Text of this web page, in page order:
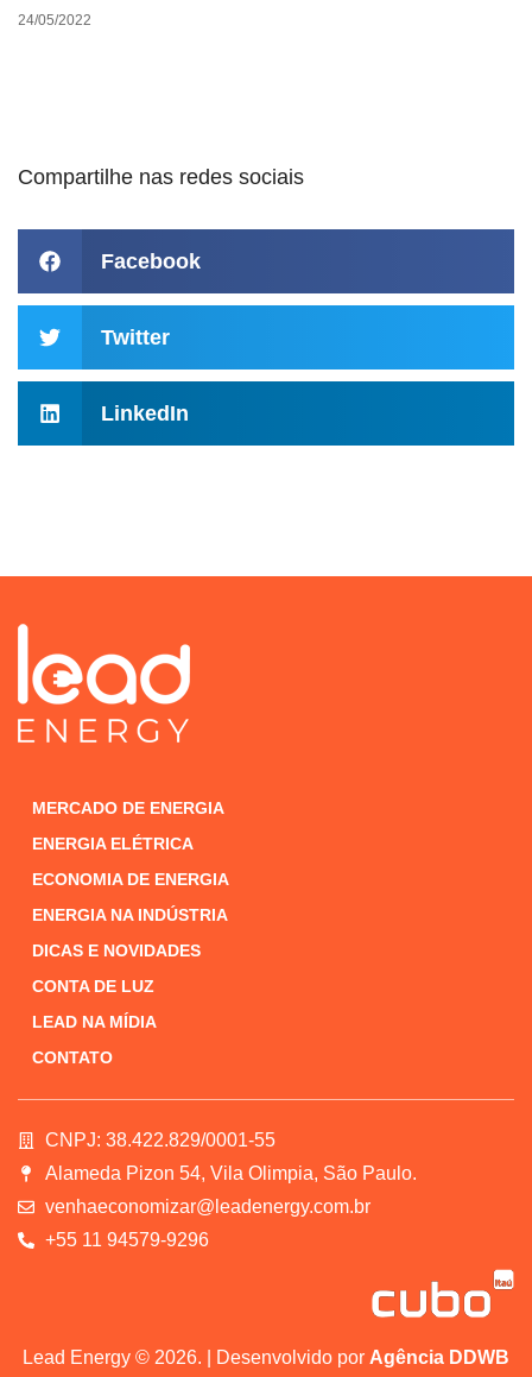
24/05/2022
Compartilhe nas redes sociais
Facebook
Twitter
LinkedIn
MERCADO DE ENERGIA
ENERGIA ELÉTRICA
ECONOMIA DE ENERGIA
ENERGIA NA INDÚSTRIA
DICAS E NOVIDADES
CONTA DE LUZ
LEAD NA MÍDIA
CONTATO
CNPJ: 38.422.829/0001-55
Alameda Pizon 54, Vila Olimpia, São Paulo.
venhaeconomizar@leadenergy.com.br
+55 11 94579-9296
Lead Energy © 2026. | Desenvolvido por Agência DDWB